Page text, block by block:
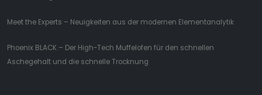
Meet the Experts – Neuigkeiten aus der modernen Elementanalytik
Phoenix BLACK – Der High-Tech Muffelofen für den schnellen
Aschegehalt und die schnelle Trocknung